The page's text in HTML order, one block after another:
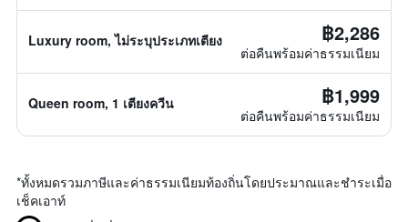
Luxury room, ไม่ระบุประเภทเตียง ฿2,286
ต่อคืนพร้อมค่าธรรมเนียม
Queen room, 1 เตียงควีน ฿1,999
ต่อคืนพร้อมค่าธรรมเนียม
*ทั้งหมดรวมภาษีและค่าธรรมเนียมท้องถิ่นโดยประมาณและชำระเมื่อ
เช็คเอาท์